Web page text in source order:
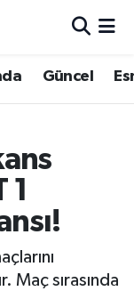
Güncel
Maç sırasında